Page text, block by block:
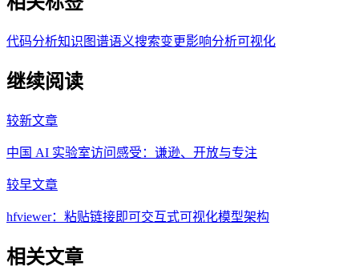
代码分析知识图谱语义搜索变更影响分析可视化
继续阅读
较新文章
中国 AI 实验室访问感受：谦逊、开放与专注
较早文章
hfviewer：粘贴链接即可交互式可视化模型架构
相关文章